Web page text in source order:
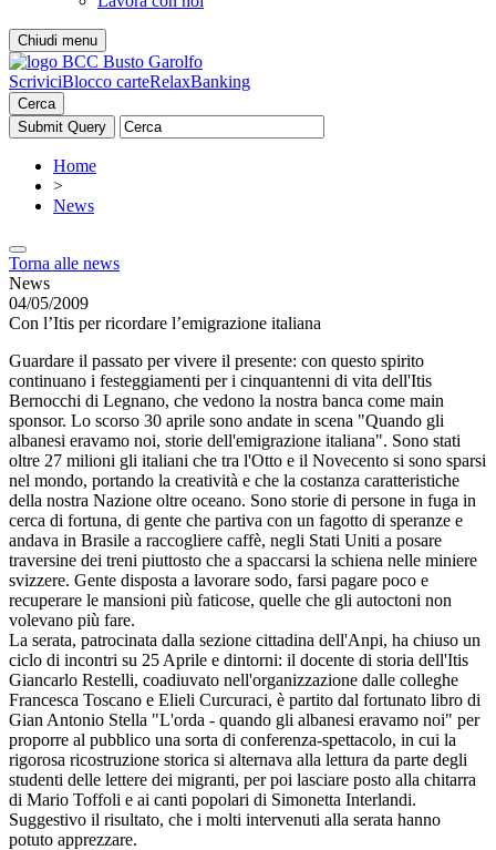
Chiudi menu
ScriviciBlocco carteRelaxBanking
Cerca
Home
>
News
Torna alle news
News
04/05/2009
Con l’Itis per ricordare l’emigrazione italiana
Guardare il passato per vivere il presente: con questo spirito
continuano i festeggiamenti per i cinquantenni di vita dell'Itis
Bernocchi di Legnano, che vedono la nostra banca come main
sponsor. Lo scorso 30 aprile sono andate in scena "Quando gli
albanesi eravamo noi, storie dell'emigrazione italiana". Sono stati
oltre 27 milioni gli italiani che tra l'Otto e il Novecento si sono sparsi
nel mondo, portando la creatività e che la costanza caratteristiche
della nostra Nazione oltre oceano. Sono storie di persone in fuga in
cerca di fortuna, di gente che partiva con un fagotto di speranze e
andava in Brasile a raccogliere caffè, negli Stati Uniti a posare
traversine dei treni piuttosto che a spaccarsi la schiena nelle miniere
svizzere. Gente disposta a lavorare sodo, farsi pagare poco e
recuperare le mansioni più faticose, quelle che gli autoctoni non
volevano più fare.
La serata, patrocinata dalla sezione cittadina dell'Anpi, ha chiuso un
ciclo di incontri su 25 Aprile e dintorni: il docente di storia dell'Itis
Giancarlo Restelli, coadiuvato nell'organizzazione dalle colleghe
Francesca Toscano e Elieli Curcuraci, è partito dal fortunato libro di
Gian Antonio Stella "L'orda - quando gli albanesi eravamo noi" per
proporre al pubblico una sorta di conferenza-spettacolo, in cui la
rigorosa ricostruzione storica si alternava alla lettura da parte degli
studenti delle lettere dei migranti, per poi lasciare posto alla chitarra
di Mario Toffoli e ai canti popolari di Simonetta Interlandi.
Suggestivo il risultato, che i molti intervenuti alla serata hanno
potuto apprezzare.